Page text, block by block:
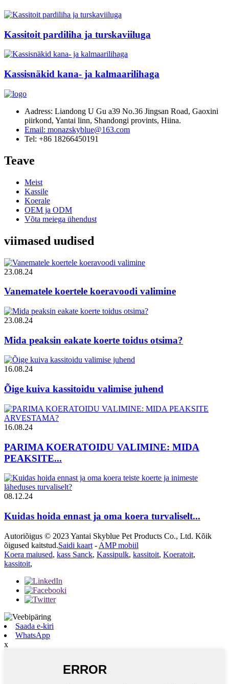
Kassitoit pardiliha ja turskaviiluga
Kassisnäkid kana- ja kalmaarilihaga
Aadress: Liandong U Gu a39 No.36 Jingsan Road, Gaoxini
piirkond, Yantai linn, Shandongi provints, Hiina.
Email: monazskyblue@163.com
Tel: +86 18266450191
Teave
Meist
Kassile
Koerale
OEM ja ODM
Võta meiega ühendust
viimased uudised
23.08.24
Vanematele koertele koeravoodi valimine
23.08.24
Mida peaksin eakate koerte toidus otsima?
16.08.24
Õige kuiva kassitoidu valimise juhend
16.08.24
PARIMA KOERATOIDU VALIMINE: MIDA
PEAKSITE...
08.12.24
Kuidas hoida ennast ja oma koera turvaliselt...
Autoriõigus © 2023 Yantai Skyblue Pet Products Co., Ltd. Kõik
õigused kaitstud.Saidi kaart - AMP mobiil
Koera maiused, kass Sanck, Kassipulk, kassitoit, Koeratoit,
kassitoit,
Saada e-kiri
WhatsApp
x